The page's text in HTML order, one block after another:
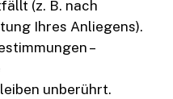
(z. B. nach
Ihres Anliegens).
–
unberührt.